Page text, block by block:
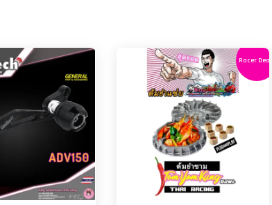
Racer Deals